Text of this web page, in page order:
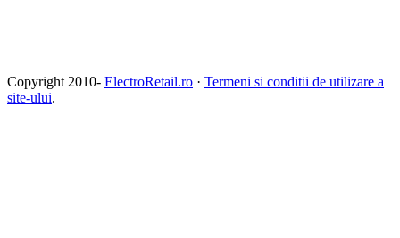
Copyright 2010- ElectroRetail.ro · Termeni si conditii de utilizare a
site-ului.